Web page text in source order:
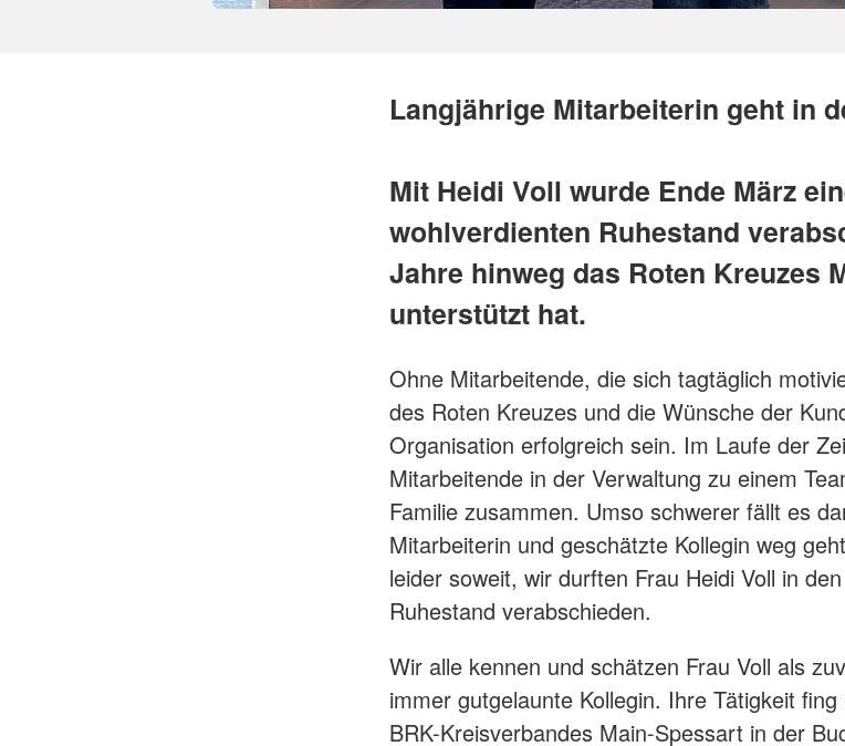
Langjährige Mitarbeiterin geht in
Mit Heidi Voll wurde Ende März
wohlverdienten Ruhestand
Jahre hinweg das Roten Kreuzes
unterstützt hat.
Ohne Mitarbeitende, die sich tagtäglich
des Roten Kreuzes und die Wünsche der
Organisation erfolgreich sein. Im Laufe der
Mitarbeitende in der Verwaltung zu einem
Familie zusammen. Umso schwerer fällt es
Mitarbeiterin und geschätzte Kollegin weg
leider soweit, wir durften Frau Heidi Voll in
Ruhestand verabschieden.
Wir alle kennen und schätzen Frau Voll als
immer gutgelaunte Kollegin. Ihre Tätigkeit
BRK-Kreisverbandes Main-Spessart in der